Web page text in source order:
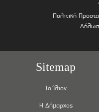
Πολιτική
Sitemap
Το Ίλιον
Η Δήμαρχος